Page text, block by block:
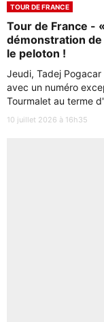
TOUR DE FRANCE
Tour de France -
démonstration de
le peloton !
Jeudi, Tadej
avec un numéro
Tourmalet au terme
10 juillet 2026 à 16h35